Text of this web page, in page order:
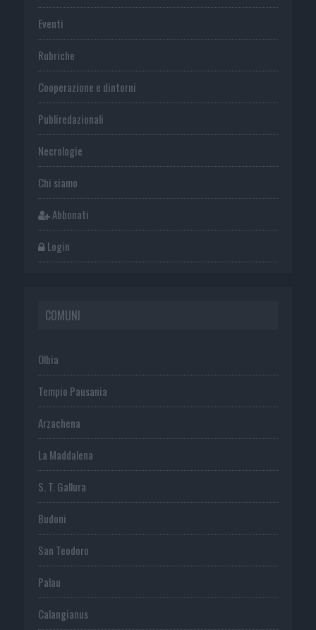
Eventi
Rubriche
Cooperazione e dintorni
Publiredazionali
Necrologie
Chi siamo
Abbonati
Login
COMUNI
Olbia
Tempio Pausania
Arzachena
La Maddalena
S. T. Gallura
Budoni
San Teodoro
Palau
Calangianus